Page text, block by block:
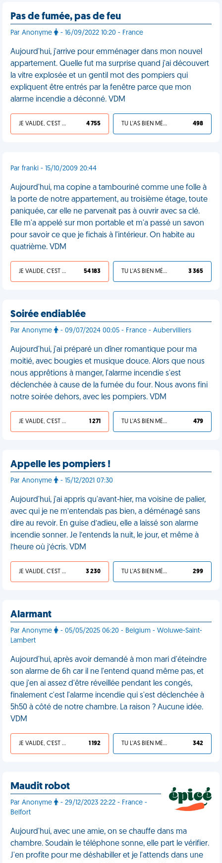
Pas de fumée, pas de feu
Par Anonyme - 16/09/2022 10:20 - France
Aujourd'hui, j'arrive pour emménager dans mon nouvel
appartement. Quelle fut ma surprise quand j'ai découvert
la vitre explosée et un gentil mot des pompiers qui
expliquent être entrés par la fenêtre parce que mon
alarme incendie a déconné. VDM
JE VALIDE, C'EST UNE VDM 4 755 TU L'AS BIEN MÉRITÉ 498
Par franki - 15/10/2009 20:44
Aujourd'hui, ma copine a tambouriné comme une folle à
la porte de notre appartement, au troisième étage, toute
paniquée, car elle ne parvenait pas à ouvrir avec sa clé.
Elle m'a appelé sur mon portable et m'a passé un savon
pour savoir ce que je fichais à l'intérieur. On habite au
quatrième. VDM
JE VALIDE, C'EST UNE VDM 54 183 TU L'AS BIEN MÉRITÉ 3 365
Soirée endiablée
Par Anonyme - 09/07/2024 00:05 - France - Aubervilliers
Aujourd'hui, j'ai préparé un dîner romantique pour ma
moitié, avec bougies et musique douce. Alors que nous
nous apprêtions à manger, l'alarme incendie s'est
déclenchée à cause de la fumée du four. Nous avons fini
notre soirée dehors, avec les pompiers. VDM
JE VALIDE, C'EST UNE VDM 1 271 TU L'AS BIEN MÉRITÉ 479
Appelle les pompiers !
Par Anonyme - 15/12/2021 07:30
Aujourd'hui, j'ai appris qu'avant-hier, ma voisine de palier,
avec qui je ne m’entendais pas bien, a déménagé sans
dire au revoir. En guise d’adieu, elle a laissé son alarme
incendie sonner. Je l’entends la nuit, le jour, et même à
l’heure où j’écris. VDM
JE VALIDE, C'EST UNE VDM 3 230 TU L'AS BIEN MÉRITÉ 299
Alarmant
Par Anonyme
- 05/05/2025 06:20 - Belgium - Woluwe-Saint-
Lambert
Aujourd'hui, après avoir demandé à mon mari d'éteindre
son alarme de 6h car il ne l'entend quand même pas, et
que j'en ai assez d'être réveillée pendant les congés,
finalement c'est l'alarme incendie qui s'est déclenchée à
5h50 à côté de notre chambre. La raison ? Aucune idée.
VDM
JE VALIDE, C'EST UNE VDM 1 192 TU L'AS BIEN MÉRITÉ 342
Maudit robot
Par Anonyme
- 29/12/2023 22:22 - France -
Belfort
Aujourd'hui, avec une amie, on se chauffe dans ma
chambre. Soudain le téléphone sonne, elle part le vérifier.
J'en profite pour me déshabiller et je l'attends dans une